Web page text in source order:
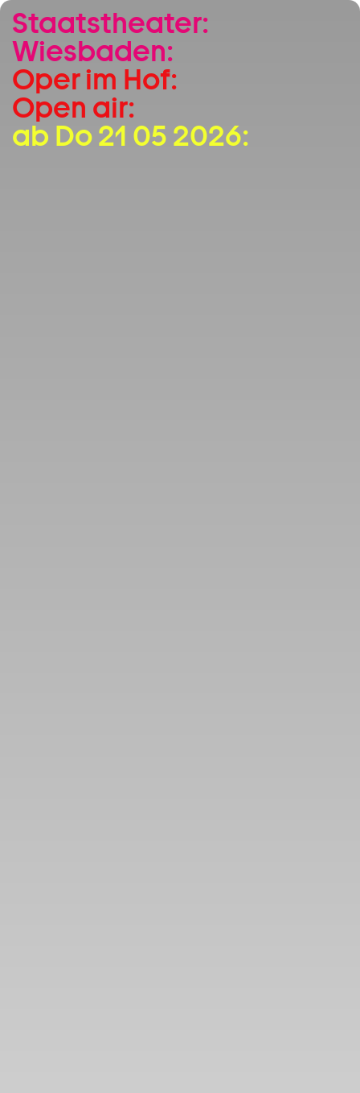
Zum Hauptinhalt springen
Zum Footer springen
Staatstheater:
Wiesbaden:
Oper im Hof:
Open air:
ab Do 21 05 2026: